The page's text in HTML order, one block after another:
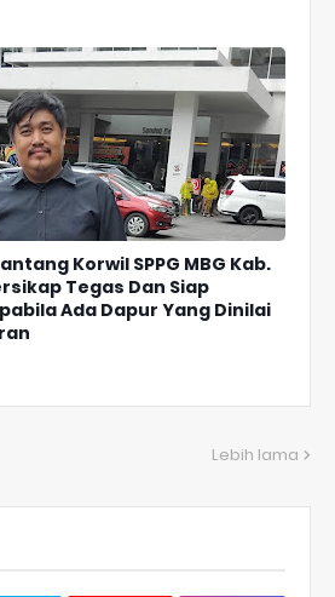
Korwil SPPG MBG Kab.
Tegas Dan Siap
Ada Dapur Yang Dinilai
Lebih lama